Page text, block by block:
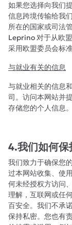
如果您选择向我们
信息跨境传输给我
所在的国家或司法
Leprino 对于从欧
采用欧盟委员会标
与就业有关的信息
与就业相关的信息
司。访问本网站并
存储您的个人信息。
4.我们如何保
我们致力于确保您
过本网站收集、使
何未经授权方访问
理解，互联网或任
百安全。我们不承
保持私密。您也有